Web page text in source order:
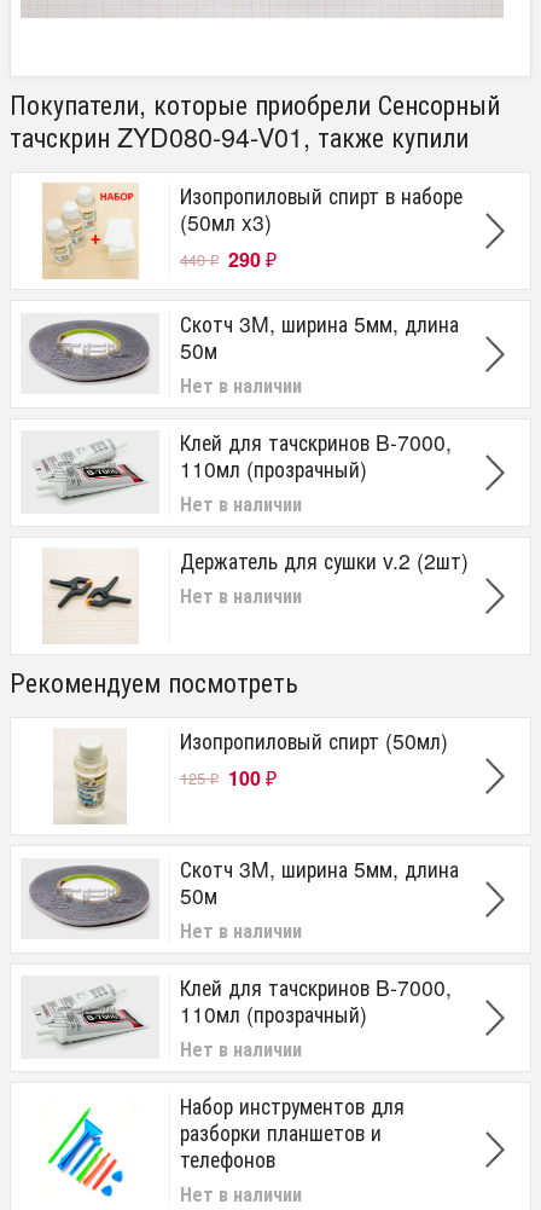
Покупатели, которые приобрели Сенсорный
тачскрин ZYD080-94-V01, также купили
Изопропиловый спирт в наборе
(50мл x3)
440₽ 290 ₽
Скотч 3M, ширина 5мм, длина
50м
Нет в наличии
Клей для тачскринов B-7000,
110мл (прозрачный)
Нет в наличии
Держатель для сушки v.2 (2шт)
Нет в наличии
Рекомендуем посмотреть
Изопропиловый спирт (50мл)
125₽ 100 ₽
Скотч 3M, ширина 5мм, длина
50м
Нет в наличии
Клей для тачскринов B-7000,
110мл (прозрачный)
Нет в наличии
Набор инструментов для
разборки планшетов и
телефонов
Нет в наличии